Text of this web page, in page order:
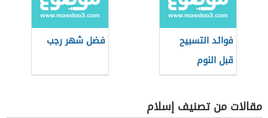
فوائد التسبيح
قبل النوم
فضل شهر رجب
مقالات من تصنيف إسلام